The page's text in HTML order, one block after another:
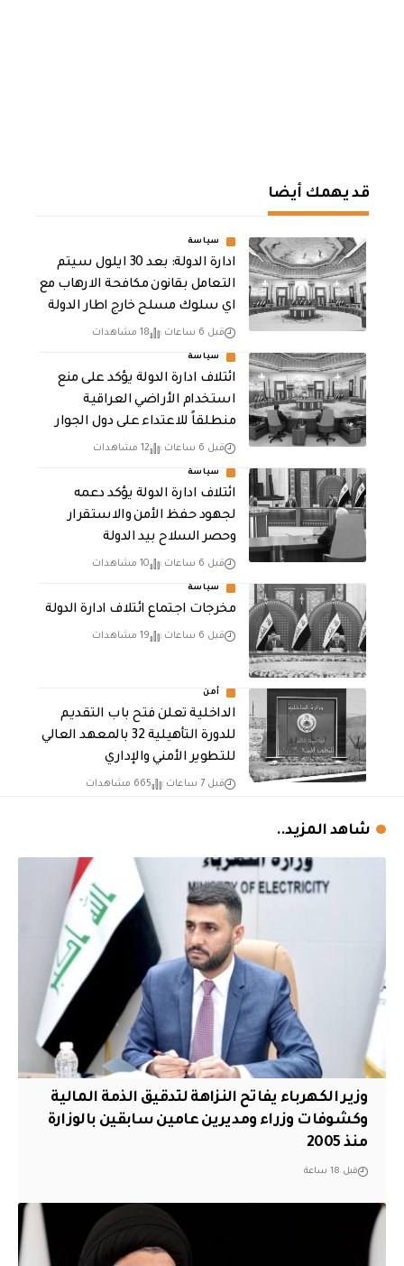
قد يهمك أيضا
سياسة
ادارة الدولة: بعد 30 ايلول سيتم
التعامل بقانون مكافحة الارهاب مع
اي سلوك مسلح خارج اطار الدولة
قبل 6 ساعات 18 مشاهدات
سياسة
ائتلاف ادارة الدولة يؤكد على منع
استخدام الأراضي العراقية
منطلقاً للاعتداء على دول الجوار
قبل 6 ساعات 12 مشاهدات
سياسة
ائتلاف ادارة الدولة يؤكد دعمه
لجهود حفظ الأمن والاستقرار
وحصر السلاح بيد الدولة
قبل 6 ساعات 10 مشاهدات
سياسة
مخرجات اجتماع ائتلاف ادارة الدولة
قبل 6 ساعات 19 مشاهدات
أمن
الداخلية تعلن فتح باب التقديم
للدورة التأهيلية 32 بالمعهد العالي
للتطوير الأمني والإداري
قبل 7 ساعات 665 مشاهدات
شاهد المزيد..
وزير الكهرباء يفاتح النزاهة لتدقيق الذمة المالية
وكشوفات وزراء ومديرين عامين سابقين بالوزارة
منذ 2005
قبل 18 ساعة